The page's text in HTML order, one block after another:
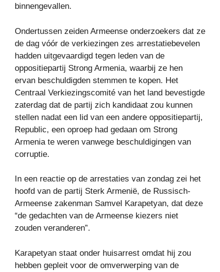
binnengevallen.
Ondertussen zeiden Armeense onderzoekers dat ze
de dag vóór de verkiezingen zes arrestatiebevelen
hadden uitgevaardigd tegen leden van de
oppositiepartij Strong Armenia, waarbij ze hen
ervan beschuldigden stemmen te kopen. Het
Centraal Verkiezingscomité van het land bevestigde
zaterdag dat de partij zich kandidaat zou kunnen
stellen nadat een lid van een andere oppositiepartij,
Republic, een oproep had gedaan om Strong
Armenia te weren vanwege beschuldigingen van
corruptie.
In een reactie op de arrestaties van zondag zei het
hoofd van de partij Sterk Armenië, de Russisch-
Armeense zakenman Samvel Karapetyan, dat deze
“de gedachten van de Armeense kiezers niet
zouden veranderen”.
Karapetyan staat onder huisarrest omdat hij zou
hebben gepleit voor de omverwerping van de